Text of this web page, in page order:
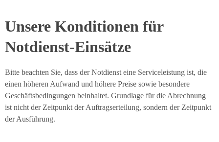
Unsere Konditionen für
Notdienst-Einsätze
Bitte beachten Sie, dass der Notdienst eine Serviceleistung ist, die
einen höheren Aufwand und höhere Preise sowie besondere
Geschäftsbedingungen beinhaltet. Grundlage für die Abrechnung
ist nicht der Zeitpunkt der Auftragserteilung, sondern der Zeitpunkt
der Ausführung.